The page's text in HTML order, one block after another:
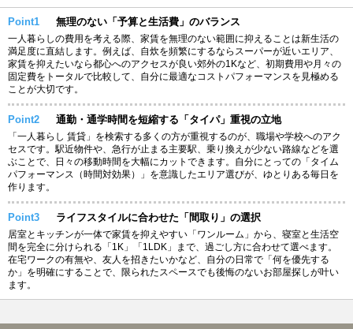
Point1 無理のない「予算と生活費」のバランス
一人暮らしの費用を考える際、家賃を無理のない範囲に抑えることは新生活の
満足度に直結します。例えば、自炊を頻繁にするならスーパーが近いエリア、
家賃を抑えたいなら都心へのアクセスが良い郊外の1Kなど、初期費用や月々の
固定費をトータルで比較して、自分に最適なコストパフォーマンスを見極める
ことが大切です。
Point2 通勤・通学時間を短縮する「タイパ」重視の立地
「一人暮らし 賃貸」を検索する多くの方が重視するのが、職場や学校へのアク
セスです。駅近物件や、急行が止まる主要駅、乗り換えが少ない路線などを選
ぶことで、日々の移動時間を大幅にカットできます。自分にとっての「タイム
パフォーマンス（時間対効果）」を意識したエリア選びが、ゆとりある毎日を
作ります。
Point3 ライフスタイルに合わせた「間取り」の選択
居室とキッチンが一体で家賃を抑えやすい「ワンルーム」から、寝室と生活空
間を完全に分けられる「1K」「1LDK」まで、過ごし方に合わせて選べます。
在宅ワークの有無や、友人を招きたいかなど、自分の日常で「何を優先する
か」を明確にすることで、限られたスペースでも後悔のないお部屋探しが叶い
ます。